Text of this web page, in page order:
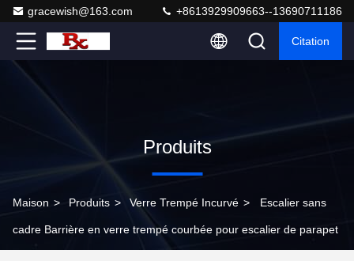
gracewish@163.com +8613929909663--13690711186
Citation
Produits
Maison > Produits > Verre Trempé Incurvé > Escalier sans
cadre Barrière en verre trempé courbée pour escalier de parapet